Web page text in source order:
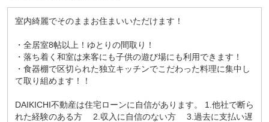
室内綺麗でそのままお住まいいただけます！
・全居室8帖以上！ゆとりの間取り！
・落ち着く和室は来客にも子供の遊び場にも利用できます！
・食器棚で区切られた独立キッチンでこだわった料理に集中し
て取り組めます！！
DAIKICHI不動産は住宅ローンに自信があります。 1.他社で断ら
れた経験のある方 2.収入に自信のない方 3.過去に支払い遅